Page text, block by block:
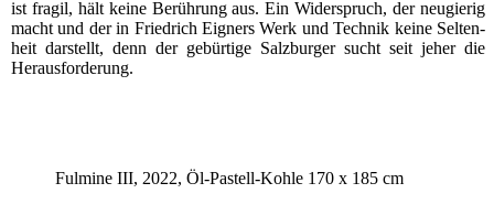
ist fra­gil, hält kei­ne Berüh­rung aus. Ein Wider­spruch, der neu­gie­rig
macht und der in Fried­rich Eig­ners Werk und Tech­nik kei­ne Sel­ten­
heit dar­stellt, denn der gebür­ti­ge Salz­bur­ger sucht seit jeher die
Herausforderung.
Ful­mi­ne III, 2022, Öl-Pas­tell-Koh­le 170 x 185 cm